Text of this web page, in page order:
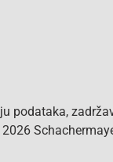
podataka,